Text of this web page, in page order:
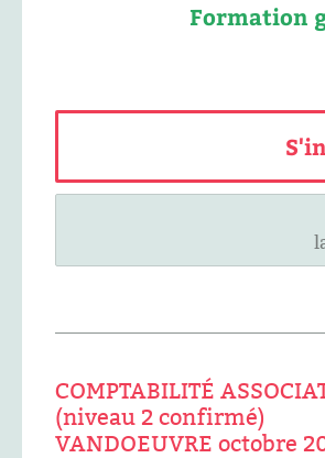
Formation
COMPTABILITÉ
(niveau 2 confirmé)
VANDOEUVRE octobre